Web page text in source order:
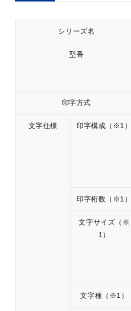
シリーズ名
型番
印字方式
文字仕様 印字構成（※1）
印字桁数（※1）
文字サイズ（※
1）
文字種（※1）